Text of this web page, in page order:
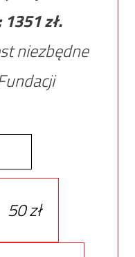
1351zł.
niezbędne
50 zł